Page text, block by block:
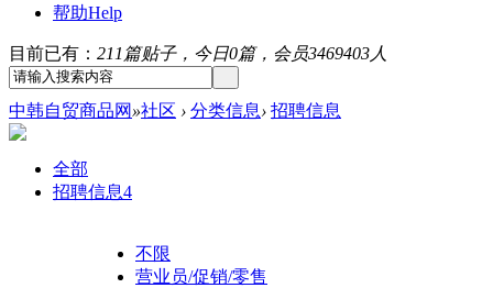
帮助Help
目前已有： 211篇贴子，今日0篇，会员3469403人
中韩自贸商品网 »社区 › 分类信息› 招聘信息
全部
招聘信息4
不限
营业员/促销/零售